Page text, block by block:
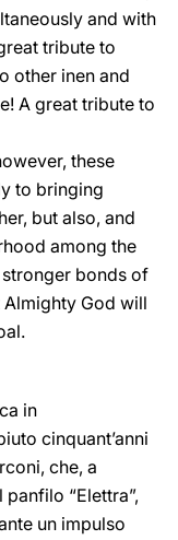
and with
tribute to
other inen and
A great tribute to
these
to bringing
but also, and
among the
bonds of
God will
in
cinquant’anni
che, a
“Elettra”,
un impulso